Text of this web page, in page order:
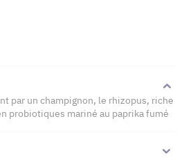
par un champignon, le rhizopus, riche
probiotiques mariné au paprika fumé